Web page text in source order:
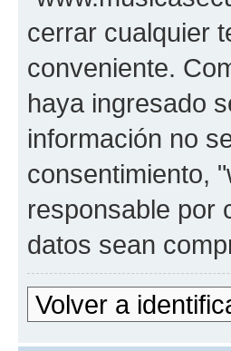
cerrar cualquier
conveniente.
haya ingresado
información no
consentimiento,
responsable por
datos sean
Volver a